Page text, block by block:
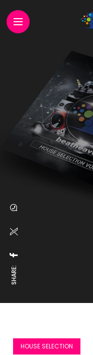
SHARE:
HOUSE SELECTION